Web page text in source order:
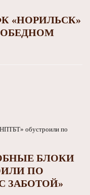
«НОРИЛЬСК»
БЛОКИ
ПО
ЗАБОТОЙ»